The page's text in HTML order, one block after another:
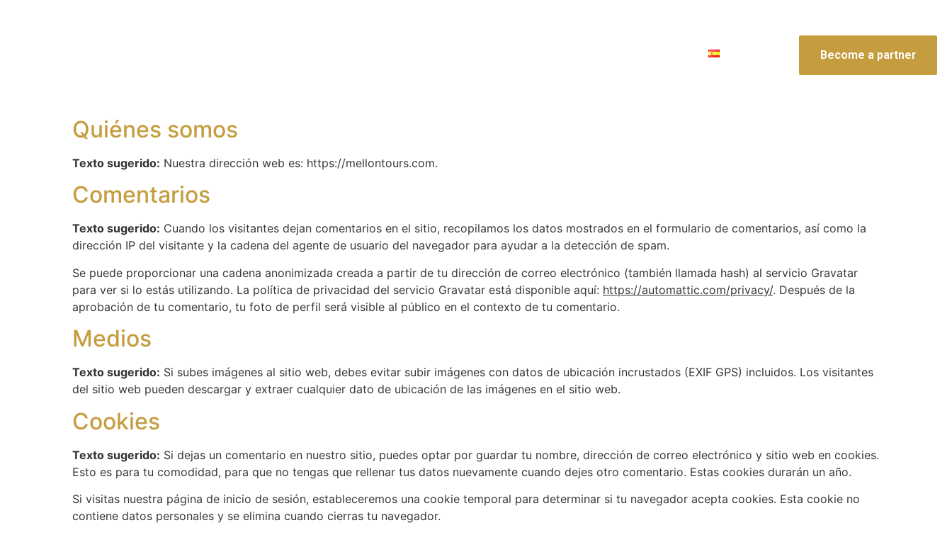
Become a partner
Quiénes somos
Texto sugerido: Nuestra dirección web es: https://mellontours.com.
Comentarios
Texto sugerido: Cuando los visitantes dejan comentarios en el sitio, recopilamos los datos mostrados en el formulario de comentarios, así como la
dirección IP del visitante y la cadena del agente de usuario del navegador para ayudar a la detección de spam.
Se puede proporcionar una cadena anonimizada creada a partir de tu dirección de correo electrónico (también llamada hash) al servicio Gravatar
para ver si lo estás utilizando. La política de privacidad del servicio Gravatar está disponible aquí: https://automattic.com/privacy/. Después de la
aprobación de tu comentario, tu foto de perfil será visible al público en el contexto de tu comentario.
Medios
Texto sugerido: Si subes imágenes al sitio web, debes evitar subir imágenes con datos de ubicación incrustados (EXIF GPS) incluidos. Los visitantes
del sitio web pueden descargar y extraer cualquier dato de ubicación de las imágenes en el sitio web.
Cookies
Texto sugerido: Si dejas un comentario en nuestro sitio, puedes optar por guardar tu nombre, dirección de correo electrónico y sitio web en cookies.
Esto es para tu comodidad, para que no tengas que rellenar tus datos nuevamente cuando dejes otro comentario. Estas cookies durarán un año.
Si visitas nuestra página de inicio de sesión, estableceremos una cookie temporal para determinar si tu navegador acepta cookies. Esta cookie no
contiene datos personales y se elimina cuando cierras tu navegador.